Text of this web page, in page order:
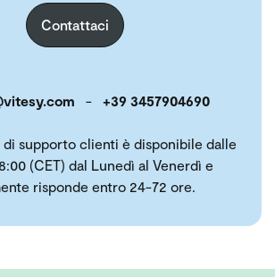
Contattaci
- +39 3457904690
di supporto clienti è disponibile dalle
(CET) dal Lunedì al Venerdì e
risponde entro 24-72 ore.